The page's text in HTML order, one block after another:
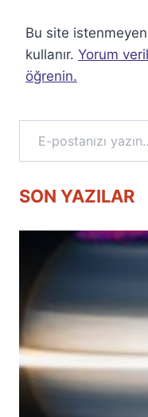
Bu site
kullanır. Yorum
öğrenin.
E-postanızı yazın…
SON YAZILAR